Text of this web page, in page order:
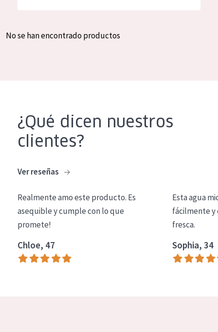
Crema de día
Crema de noche
Limpieza
COLECCIÓN
Essentials
Lift+
Spanish
No se han encontrado productos
¿Qué dicen nuestros
clientes?
Ver reseñas
Realmente amo este producto. Es
asequible y cumple con lo que
promete!
Chloe, 47
Esta agua
fácilmente y
fresca.
Sophia, 34